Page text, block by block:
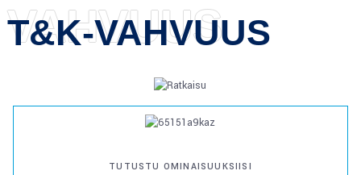
T&K-VAHVUUS
VAHVUUS
TUTUSTU OMINAISUUKSIISI